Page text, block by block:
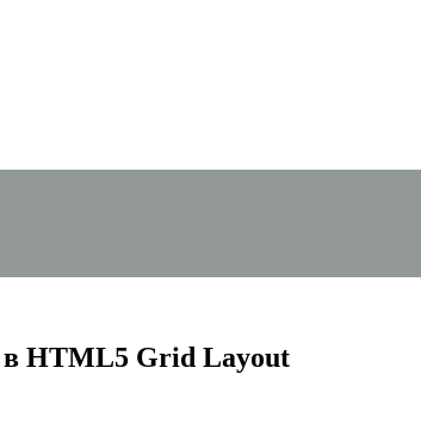
в HTML5 Grid Layout